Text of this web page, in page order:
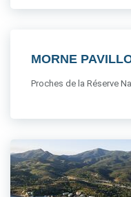
MORNE
Proches de la Réserve